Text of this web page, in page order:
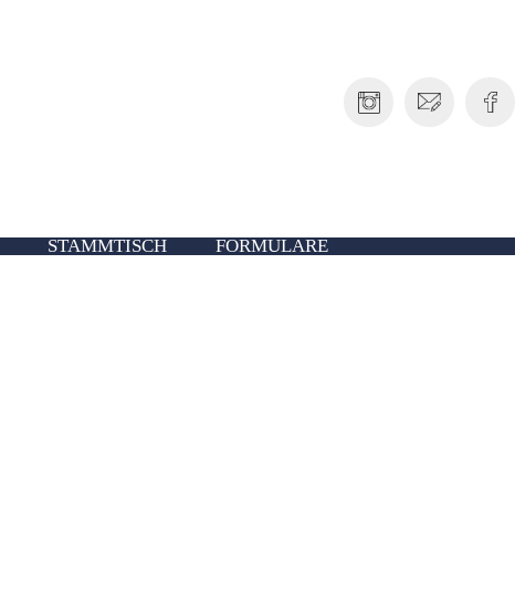
STAMMTISCH
FORMULARE